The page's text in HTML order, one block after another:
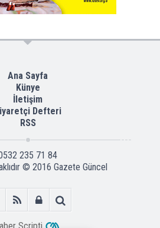
Ana Sayfa
Künye
İletişim
Defteri
RSS
235 71 84
© 2016 Gazete Güncel